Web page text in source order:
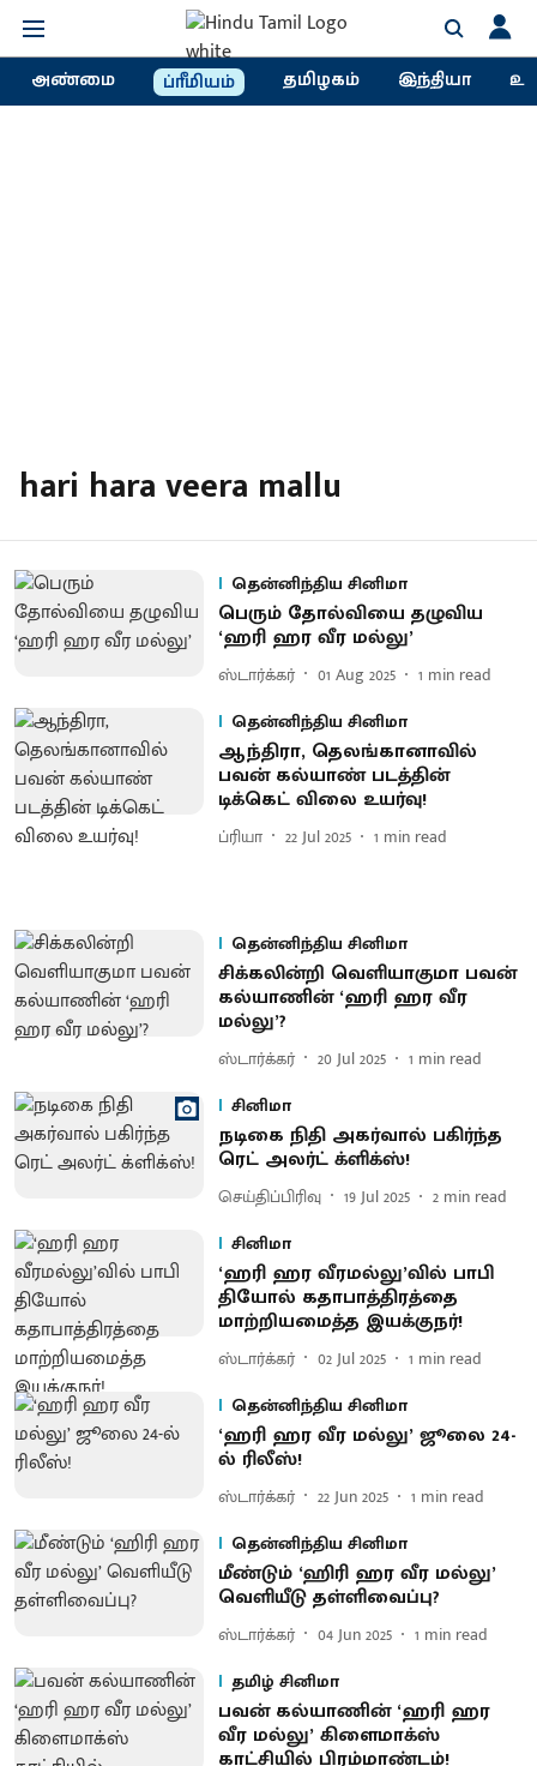
அண்மை ப்ரீமியம் தமிழகம் இந்தியா
hari hara veera mallu
தென்னிந்திய சினிமா
பெரும் தோல்வியை தழுவிய
‘ஹரி ஹர வீர மல்லு’
ஸ்டார்க்கர் 01 Aug 2025 1 min read
தென்னிந்திய சினிமா
ஆந்திரா, தெலங்கானாவில்
பவன் கல்யாண் படத்தின்
டிக்கெட் விலை உயர்வு!
ப்ரியா 22 Jul 2025 1 min read
தென்னிந்திய சினிமா
சிக்கலின்றி வெளியாகுமா பவன்
கல்யாணின் ‘ஹரி ஹர வீர
மல்லு’?
ஸ்டார்க்கர் 20 Jul 2025 1 min read
சினிமா
நடிகை நிதி அகர்வால் பகிர்ந்த
ரெட் அலர்ட் க்ளிக்ஸ்!
செய்திப்பிரிவு 19 Jul 2025 2 min read
சினிமா
‘ஹரி ஹர வீரமல்லு’வில் பாபி
தியோல் கதாபாத்திரத்தை
மாற்றியமைத்த இயக்குநர்!
ஸ்டார்க்கர் 02 Jul 2025 1 min read
தென்னிந்திய சினிமா
‘ஹரி ஹர வீர மல்லு’ ஜூலை 24-
ல் ரிலீஸ்!
ஸ்டார்க்கர் 22 Jun 2025 1 min read
தென்னிந்திய சினிமா
மீண்டும் ‘ஹிரி ஹர வீர மல்லு’
வெளியீடு தள்ளிவைப்பு?
ஸ்டார்க்கர் 04 Jun 2025 1 min read
தமிழ் சினிமா
பவன் கல்யாணின் ‘ஹரி ஹர
வீர மல்லு’ கிளைமாக்ஸ்
காட்சியில் பிரம்மாண்டம்!